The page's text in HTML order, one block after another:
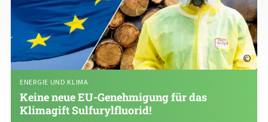
©
Keine neue EU-Genehmigung für das
Klimagift Sulfurylfluorid!
ENERGIE UND KLIMA